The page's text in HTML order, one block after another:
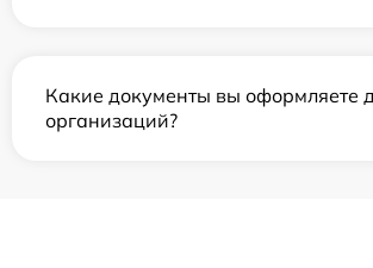
Какие документы вы оформляете
организаций?